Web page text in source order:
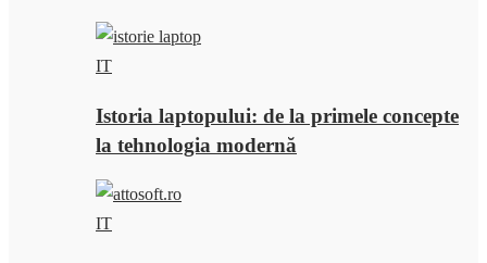
IT
Istoria laptopului: de la primele concepte
la tehnologia modernă
IT